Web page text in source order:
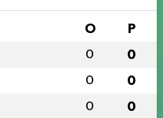
O P
0 0
0 0
0 0